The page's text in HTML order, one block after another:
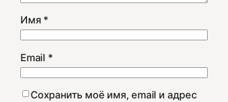
Имя *
Email *
Сохранить моё имя, email и адрес